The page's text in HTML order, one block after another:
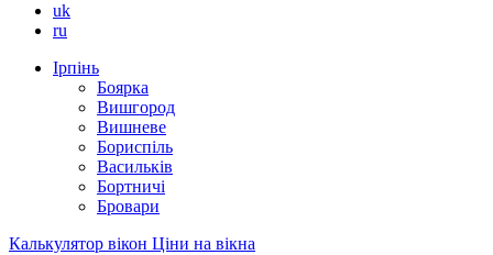
uk
ru
Ірпінь
Боярка
Вишгород
Вишневе
Бориспіль
Васильків
Бортничі
Бровари
Калькулятор вікон Ціни на вікна